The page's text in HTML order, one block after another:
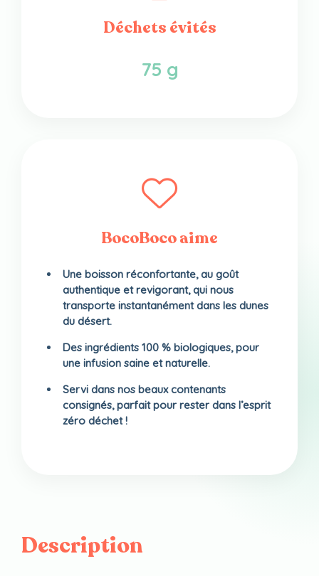
Description
Déchets évités
75 g
BocoBoco aime
Une boisson réconfortante, au goût
authentique et revigorant, qui nous
transporte instantanément dans les dunes
du désert.
Des ingrédients 100 % biologiques, pour
une infusion saine et naturelle.
Servi dans nos beaux contenants
consignés, parfait pour rester dans l’esprit
zéro déchet !